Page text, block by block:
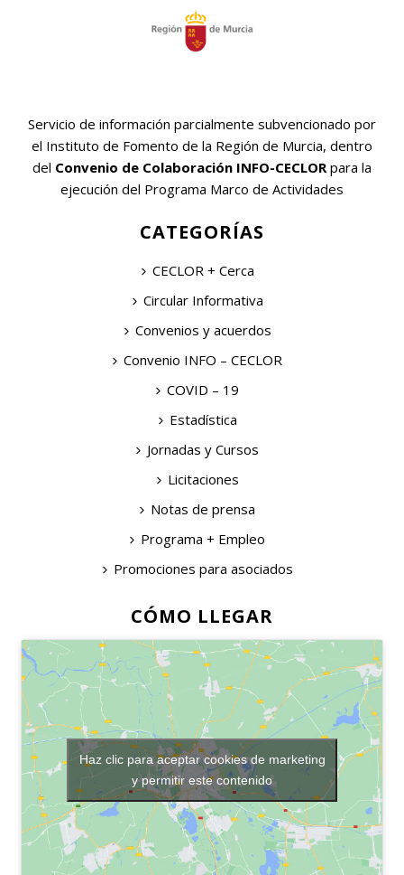
Servicio de información parcialmente subvencionado por
el Instituto de Fomento de la Región de Murcia, dentro
del Convenio de Colaboración INFO-CECLOR para la
ejecución del Programa Marco de Actividades
CATEGORÍAS
CECLOR + Cerca
Circular Informativa
Convenios y acuerdos
Convenio INFO – CECLOR
COVID – 19
Estadística
Jornadas y Cursos
Licitaciones
Notas de prensa
Programa + Empleo
Promociones para asociados
CÓMO LLEGAR
Haz clic para aceptar cookies de marketing
y permitir este contenido